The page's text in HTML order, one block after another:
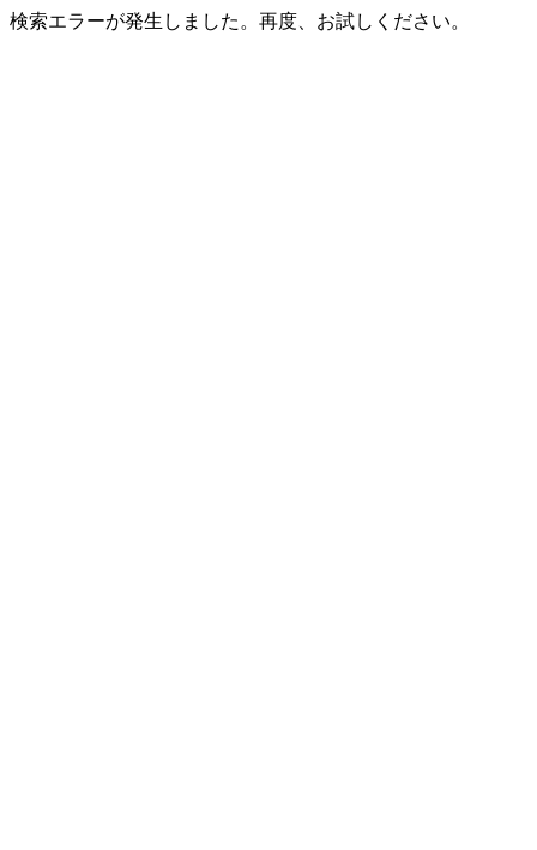
検索エラーが発生しました。再度、お試しください。